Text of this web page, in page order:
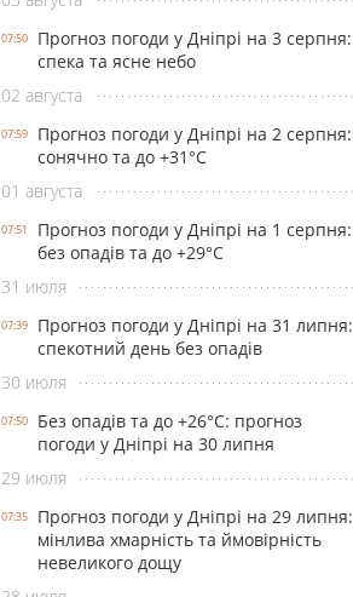
07:50
Прогноз погоди у Дніпрі на 3 серпня:
спека та ясне небо
02 августа
07:59
Прогноз погоди у Дніпрі на 2 серпня:
сонячно та до +31°С
01 августа
07:51
Прогноз погоди у Дніпрі на 1 серпня:
без опадів та до +29°С
31 июля
07:39
Прогноз погоди у Дніпрі на 31 липня:
спекотний день без опадів
30 июля
07:50
Без опадів та до +26°С: прогноз
погоди у Дніпрі на 30 липня
29 июля
07:35
Прогноз погоди у Дніпрі на 29 липня:
мінлива хмарність та ймовірність
невеликого дощу